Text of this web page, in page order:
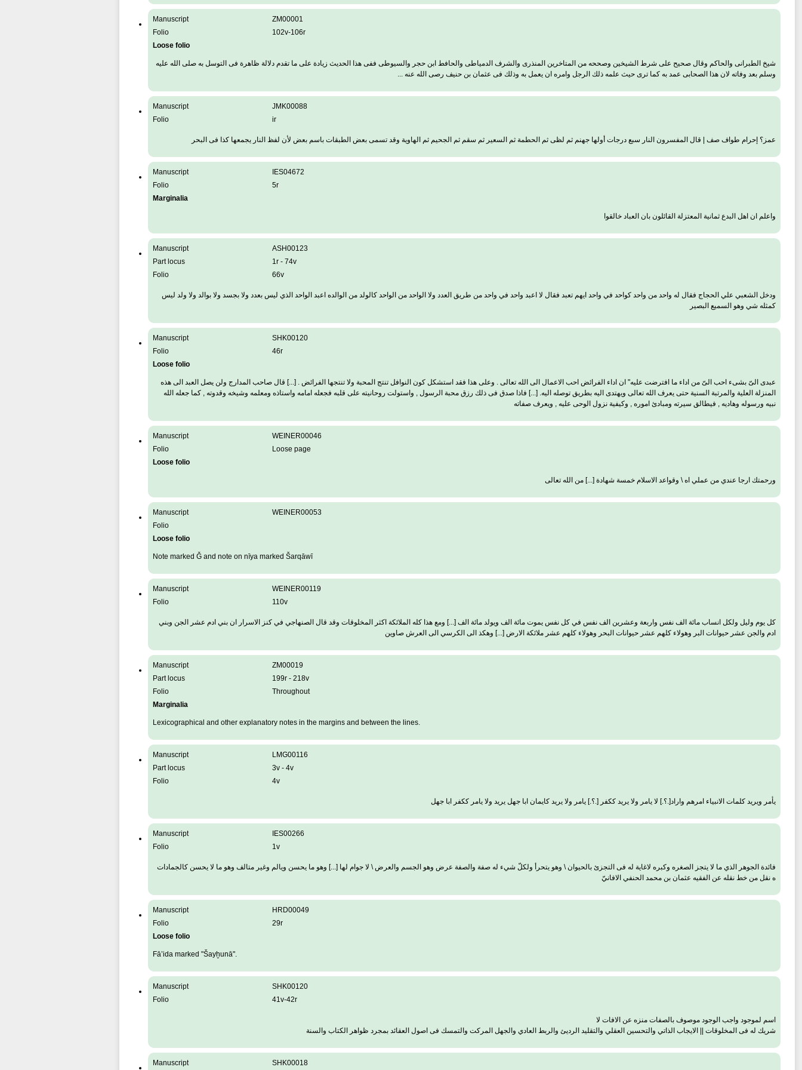
Manuscript
ZM00001
Folio
102v-106r
Loose folio
شيخ الطبرانى والحاكم وقال صحيح على شرط الشيخين وصححه من المتاخرين المنذرى والشرف الدمياطى والحافط ابن حجر والسيوطى ففى هذا الحديث زيادة على ما تقدم دلالة ظاهرة فى التوسل به صلى الله عليه
وسلم بعد وفاته لان هذا الصحابى عمد به كما ترى حيث علمه ذلك الرجل وامره ان يعمل به وذلك فى عثمان بن حنيف رصى الله عنه ...
Manuscript
JMK00088
Folio
ir
عمز؟ إحرام طواف صف | قال المفسرون النار سبع درجات أولها جهنم ثم لظى ثم الحطمة ثم السعير ثم سقم ثم الجحيم ثم الهاوية وقد تسمى بعض الطبقات باسم بعض لأن لفظ النار يجمعها كذا فى البحر
Manuscript
IES04672
Folio
5r
Marginalia
واعلم ان اهل البدع ثمانية المعتزلة القائلون بان العباد خالقوا
Manuscript
ASH00123
Part locus
1r - 74v
Folio
66v
ودخل الشعبي علي الحجاج فقال له واحد من واحد كواحد في واحد ايهم تعبد فقال لا اعبد واحد في واحد من طريق العدد ولا الواحد من الواحد كالولد من الوالده اعبد الواحد الذي ليس بعدد ولا بجسد ولا بوالد ولا ولد ليس
كمثله شي وهو السميع البصير
Manuscript
SHK00120
Folio
46r
Loose folio
عبدى الىّ بشىء احب الىّ من اداء ما افترضت عليه" ان اداء الفرائض احب الاعمال الى الله تعالى . وعلى هذا فقد استشكل كون النوافل تنتج المحبة ولا تنتجها الفرائض . [...] قال صاحب المدارج ولن يصل العبد الى هذه
المنزلة العلية والمرتبة السنية حتى يعرف الله تعالى ويهتدى اليه بطريق توصله اليه. [...] فاذا صدق فى ذلك رزق محبة الرسول , واستولت روحانيته على قلبه فجعله امامه واستاذه ومعلمه وشيخه وقدوته , كما جعله الله
نبيه ورسوله وهاديه , فيطالق سيرته ومبادئ اموره , وكيفية نزول الوحى عليه , ويعرف صفاته
Manuscript
WEINER00046
Folio
Loose page
Loose folio
ورحمتك ارجا عندي من عملي اه \ وقواعد الاسلام خمسة شهادة [...] من الله تعالى
Manuscript
WEINER00053
Folio
Loose folio
Note marked Ǧ and note on nīya marked Šarqāwī
Manuscript
WEINER00119
Folio
110v
كل يوم وليل ولكل انساب مائة الف نفس واربعة وعشرين الف نفس في كل نفس يموت مائة الف ويولد مائة الف [...] ومع هذا كله الملائكة اكثر المخلوقات وقد قال الصنهاجي في كنز الاسرار ان بني ادم عشر الجن وبني
ادم والجن عشر حيوانات البر وهولاء كلهم عشر حيوانات البحر وهولاء كلهم عشر ملائكة الارض [...] وهكذ الى الكرسي الى العرش صاوين
Manuscript
ZM00019
Part locus
199r - 218v
Folio
Throughout
Marginalia
Lexicographical and other explanatory notes in the margins and between the lines.
Manuscript
LMG00116
Part locus
3v - 4v
Folio
4v
يأمر ويريد كلمات الانبياء امرهم واراد[.؟.] لا يامر ولا يريد ككفر [.؟.] يامر ولا يريد كايمان ابا جهل يريد ولا يامر ككفر ابا جهل
Manuscript
IES00266
Folio
1v
فائدة الجوهر الذي ما لا يتجز الصغره وكبره لاغاية له فى التجزئ بالحيوان \ وهو يتحرأ ولكلّ شيء له صفة والصفة عرض وهو الجسم والعرض \ لا جوام لها [...] وهو ما يحسن ويالم وغير متالف وهو ما لا يحسن كالجمادات
ه نقل من خط نقله عن الفقيه عثمان بن محمد الحنفي الافانيّ
Manuscript
HRD00049
Folio
29r
Loose folio
Fā’ida marked "Šayḫunā".
Manuscript
SHK00120
Folio
41v-42r
اسم لموجود واجب الوجود موصوف بالصفات منزه عن الافات لا
شريك له فى المخلوقات || الايجاب الذاتي والتحسين العقلي والتقليد الرديئ والربط العادي والجهل المركت والتمسك فى اصول العقائد بمجرد ظواهر الكتاب والسنة
Manuscript SHK00018